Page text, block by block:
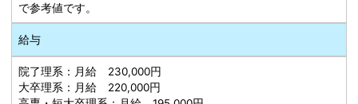
で参考値です。
給与
院了理系：月給 230,000円
大卒理系：月給 220,000円